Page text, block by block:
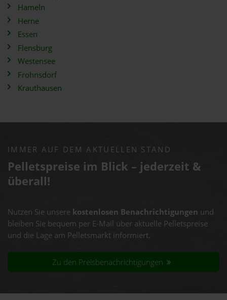
Hameln
Herne
Essen
Flensburg
Westensee
Frohnsdorf
Krauthausen
IMMER AUF DEM AKTUELLEN STAND
Pelletspreise im Blick – jederzeit &
überall!
Nutzen Sie unsere kostenlosen Benachrichtigungen und
bleiben Sie bequem per E-Mail über aktuelle Pelletspreise
und die Lage am Pelletsmarkt informiert.
Zu den Preisbenachrichtigungen